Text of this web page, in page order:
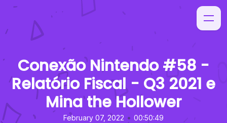
Conexão Nintendo #58 -
Relatório Fiscal - Q3 2021 e
Mina the Hollower
February 07, 2022 • 00:50:49